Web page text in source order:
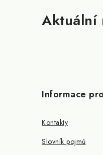
Aktuální
Informace
Kontakty
Slovník pojmů